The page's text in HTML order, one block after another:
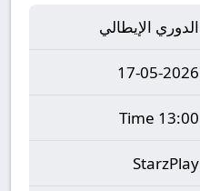
الدوري الإيطالي
17-05-2026
13:00 Time
StarzPlay